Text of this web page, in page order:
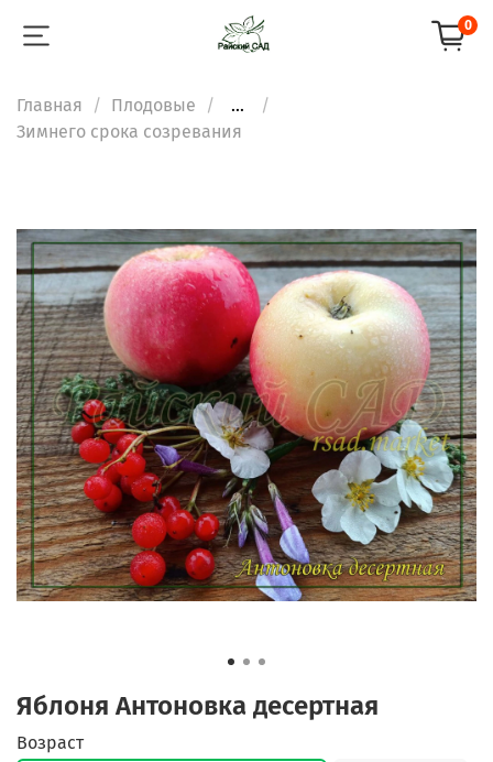
0
Главная Плодовые
...
Зимнего срока созревания
Яблоня Антоновка десертная
Возраст